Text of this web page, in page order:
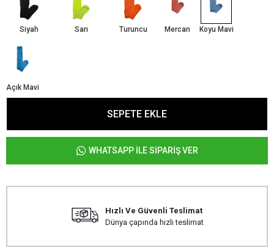
Siyah Sarı Turuncu Mercan Koyu Mavi
Açık Mavi
SEPETE EKLE
WHATSAPP İLE SİPARİŞ VER
Hızlı Ve Güvenli Teslimat
Dünya çapında hızlı teslimat